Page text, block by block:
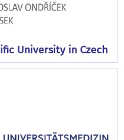
University in Czech